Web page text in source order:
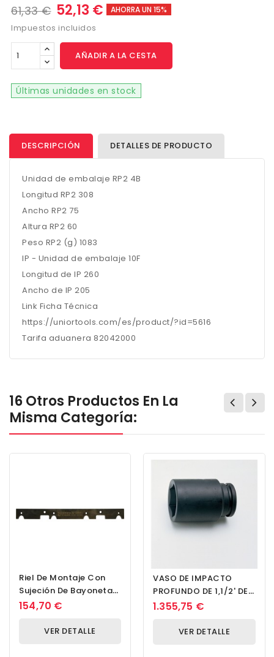
61,33 € 52,13 € AHORRA UN 15%
Impuestos incluidos
AÑADIR A LA CESTA
Últimas unidades en stock
DESCRIPCIÓN DETALLES DE PRODUCTO
Unidad de embalaje RP2 4B
Longitud RP2 308
Ancho RP2 75
Altura RP2 60
Peso RP2 (g) 1083
IP - Unidad de embalaje 10F
Longitud de IP 260
Ancho de IP 205
Link Ficha Técnica
https://uniortools.com/es/product/?id=5616
Tarifa aduanera 82042000
16 Otros Productos En La
Misma Categoría:
Riel De Montaje Con
Sujeción De Bayoneta
OM651-M8x1
154,70 €
VER DETALLE
VASO DE IMPACTO
PROFUNDO DE 1,1/2' DE
DR. CUADRADO DE 110
1.355,75 €
VER DETALLE